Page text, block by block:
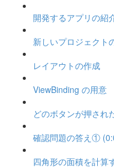
開発するアプリの紹
新しいプロジェクト
レイアウトの作成
ViewBinding の用意
どのボタンが押され
確認問題の答え①
四角形の面積を計算